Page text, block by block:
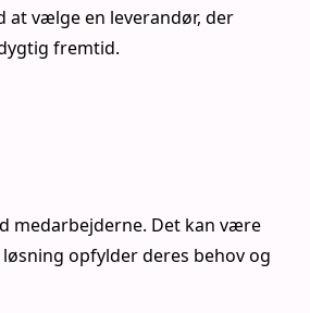
vælge en leverandør, der
fremtid.
medarbejderne. Det kan være
opfylder deres behov og